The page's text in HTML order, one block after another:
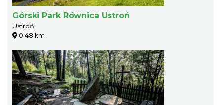
Górski Park Równica Ustroń
Ustroń
0.48 km